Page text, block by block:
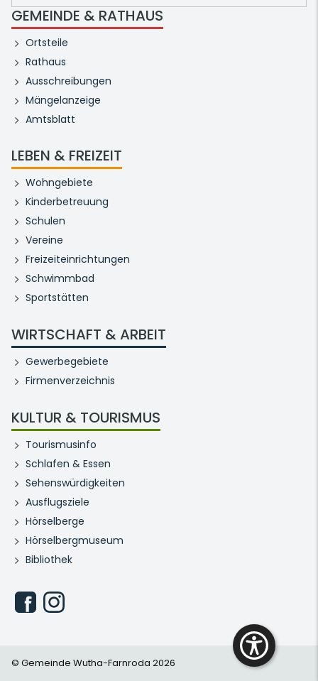
GEMEINDE & RATHAUS
Ortsteile
Rathaus
Ausschreibungen
Mängelanzeige
Amtsblatt
LEBEN & FREIZEIT
Wohngebiete
Kinderbetreuung
Schulen
Vereine
Freizeiteinrichtungen
Schwimmbad
Sportstätten
WIRTSCHAFT & ARBEIT
Gewerbegebiete
Firmenverzeichnis
KULTUR & TOURISMUS
Tourismusinfo
Schlafen & Essen
Sehenswürdigkeiten
Ausflugsziele
Hörselberge
Hörselbergmuseum
Bibliothek
© Gemeinde Wutha-Farnroda 2026